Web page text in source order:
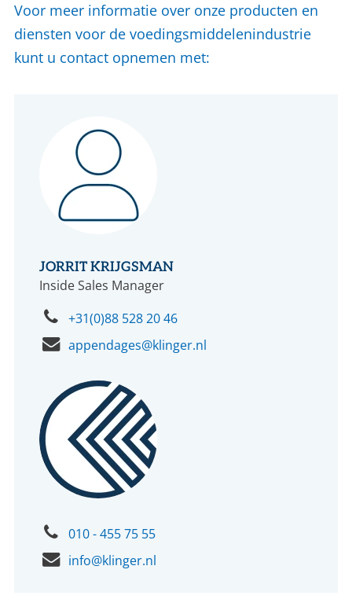
Voor meer informatie over onze producten en
diensten voor de voedingsmiddelenindustrie
kunt u contact opnemen met:
JORRIT KRIJGSMAN
Inside Sales Manager
+31(0)88 528 20 46
appendages@klinger.nl
010 - 455 75 55
info@klinger.nl